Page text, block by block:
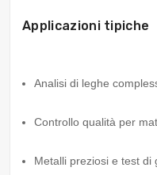
Applicazioni tipiche
Analisi di leghe
Controllo qualità per
Metalli preziosi e test di